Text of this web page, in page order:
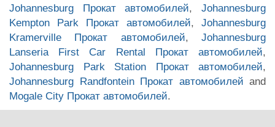
Johannesburg Прокат автомобилей,Johannesburg
Kempton Park Прокат автомобилей, Johannesburg
Kramerville Прокат автомобилей,Johannesburg
Lanseria First Car Rental Прокат автомобилей,
Johannesburg Park Station Прокат автомобилей,
Johannesburg Randfontein Прокат автомобилей and
Mogale City Прокат автомобилей.